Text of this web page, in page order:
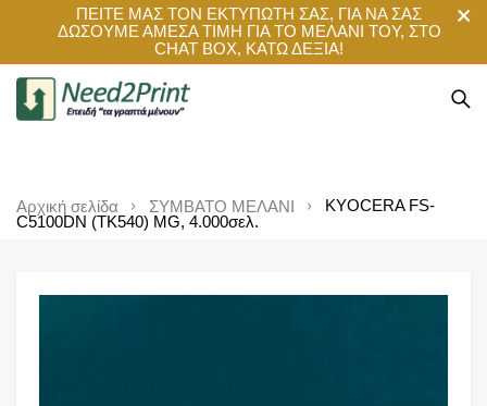
ΠΕΙΤΕ ΜΑΣ ΤΟΝ ΕΚΤΥΠΩΤΗ ΣΑΣ, ΓΙΑ ΝΑ ΣΑΣ
ΔΩΣΟΥΜΕ ΑΜΕΣΑ ΤΙΜΗ ΓΙΑ ΤΟ ΜΕΛΑΝΙ ΤΟΥ, ΣΤΟ
CHAT BOX, ΚΑΤΩ ΔΕΞΙΑ!
Αρχική σελίδα ΣΥΜΒΑΤΟ ΜΕΛΑΝΙ
KYOCERA FS-
C5100DN (TK540) MG, 4.000σελ.